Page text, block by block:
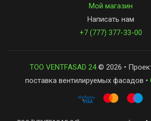
Мой магазин
Написать нам
+7 (777) 377-33-00
ТОО VENTFASAD 24© 2026 •
поставка вентилируемых фасадов •